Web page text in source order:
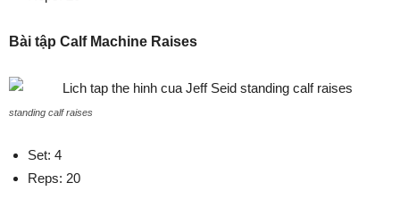
Bài tập Calf Machine Raises
standing calf raises
Set: 4
Reps: 20